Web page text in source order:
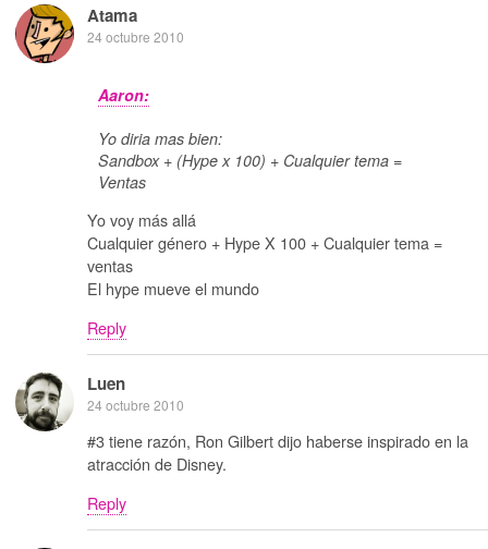
Atama
24 octubre 2010
Aaron:
Yo diria mas bien:
Sandbox + (Hype x 100) + Cualquier tema =
Ventas
Yo voy más allá
Cualquier género + Hype X 100 + Cualquier tema =
ventas
El hype mueve el mundo
Reply
Luen
24 octubre 2010
#3 tiene razón, Ron Gilbert dijo haberse inspirado en la
atracción de Disney.
Reply